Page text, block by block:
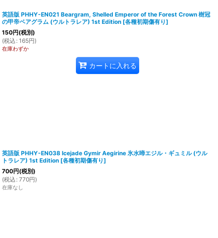
英語版 PHHY-EN021 Beargram, Shelled Emperor of the Forest Crown 樹冠
の甲帝ベアグラム (ウルトラレア) 1st Edition [各種初期傷有り]
150円(税別)
(税込 : 165円)
在庫わずか
カートに入れる
英語版 PHHY-EN038 Icejade Gymir Aegirine 氷水啼エジル・ギュミル (ウル
トラレア) 1st Edition [各種初期傷有り]
700円(税別)
(税込 : 770円)
在庫なし